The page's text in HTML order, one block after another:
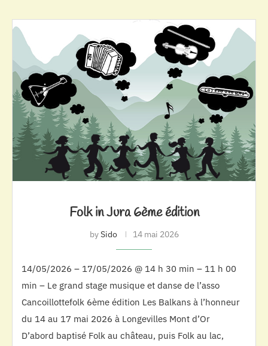
Folk in Jura 6ème édition
bySido 14 mai 2026
14/05/2026 – 17/05/2026 @ 14 h 30 min – 11 h 00
min – Le grand stage musique et danse de l’asso
Cancoillottefolk 6ème édition Les Balkans à l’honneur
du 14 au 17 mai 2026 à Longevilles Mont d’Or
D’abord baptisé Folk au château, puis Folk au lac,